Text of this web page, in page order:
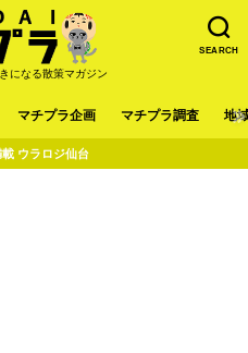
SEARCH
になる散策マガジン
マチプラ企画 マチプラ調査 地
ウラロジ仙台